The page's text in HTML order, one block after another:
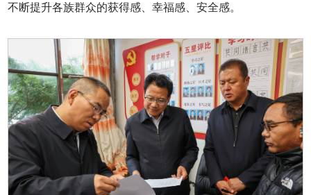
不断提升各族群众的获得感、幸福感、安全感。